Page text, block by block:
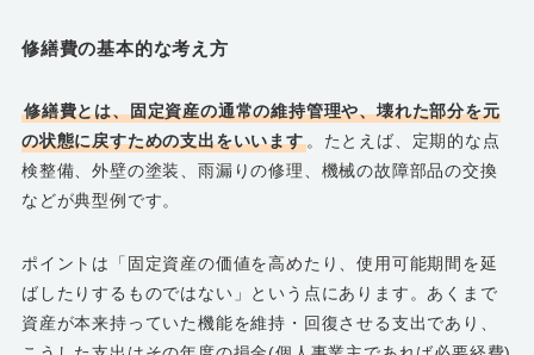
修繕費の基本的な考え方
修繕費とは、固定資産の通常の維持管理や、壊れた部分を元
の状態に戻すための支出をいいます。たとえば、定期的な点
検整備、外壁の塗装、雨漏りの修理、機械の故障部品の交換
などが典型例です。
ポイントは「固定資産の価値を高めたり、使用可能期間を延
ばしたりするものではない」という点にあります。あくまで
資産が本来持っていた機能を維持・回復させる支出であり、